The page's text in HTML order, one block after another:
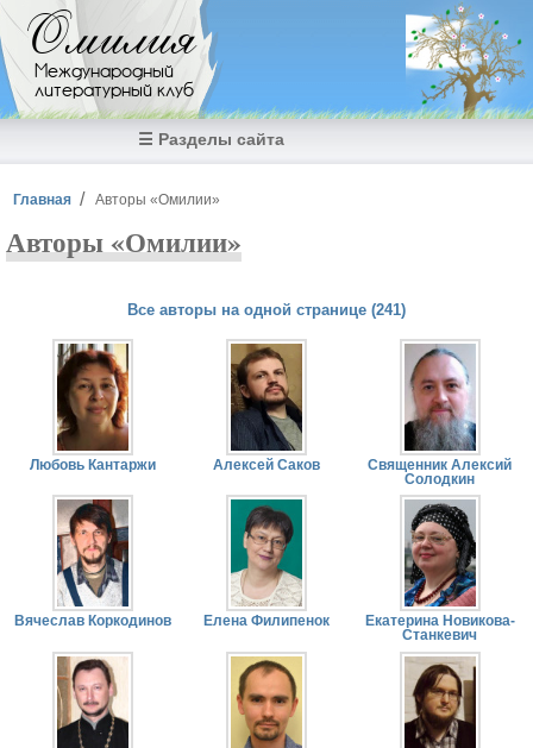
Перейти к основному содержанию
Омилия
Международный
литературный клуб
☰ Разделы сайта
Вы здесь
Главная Авторы «Омилии»
Авторы «Омилии»
Все авторы на одной странице (241)
Любовь Кантаржи Алексей Саков
Священник Алексий
Солодкин
Вячеслав Коркодинов Елена Филипенок
Екатерина Новикова-
Станкевич
Страницы